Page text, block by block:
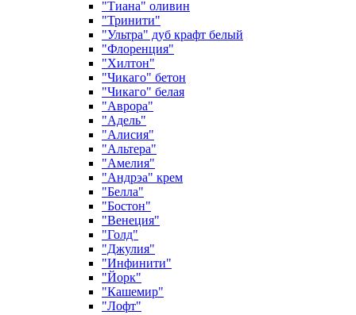
"Тиана" оливин
"Тринити"
"Ультра" дуб крафт белый
"Флоренция"
"Хилтон"
"Чикаго" бетон
"Чикаго" белая
"Аврора"
"Адель"
"Алисия"
"Альтера"
"Амелия"
"Андрэа" крем
"Белла"
"Бостон"
"Венеция"
"Голд"
"Джулия"
"Инфинити"
"Йорк"
"Кашемир"
"Лофт"